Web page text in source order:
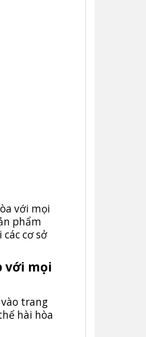
với mọi
phẩm
cơ sở
với mọi
trang
hài hòa